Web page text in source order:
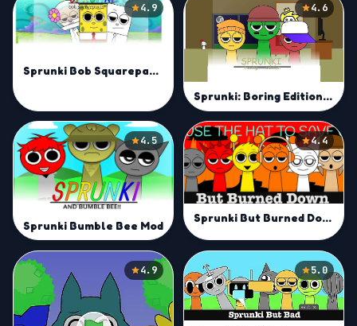
4.9
Sprunki Bob Squarepants Mod
4.6
Sprunki: Boring Edition Mod
4.5
Sprunki Bumble Bee Mod
4.4
Sprunki But Burned Down Mod
4.9 5.0